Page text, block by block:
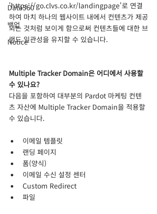
Data360
백업
Notice
'https://go.clvs.co.kr/landingpage'로 연결
하여 마치 하나의 웹사이트 내에서 컨텐츠가 제공
되는 것처럼 보이게 함으로써 컨텐츠들에 대한 브
랜드 일관성을 유지할 수 있습니다.
Multiple Tracker Domain은 어디에서 사용할
수 있나요?
다음을 포함하여 대부분의 Pardot 마케팅 컨텐
츠 자산에 Multiple Tracker Domain을 적용할
수 있습니다.
이메일 템플릿
랜딩 페이지
폼(양식)
이메일 수신 설정 센터
Custom Redirect
파일